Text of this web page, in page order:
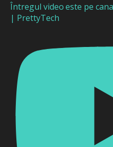
Întregul video este pe
| PrettyTech